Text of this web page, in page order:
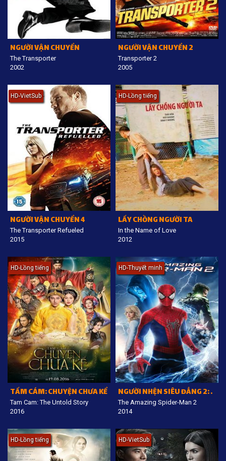
NGƯỜI VẬN CHUYỂN
The Transporter
2002
NGƯỜI VẬN CHUYỂN 2
Transporter 2
2005
HD-VietSub
NGƯỜI VẬN CHUYỂN 4
The Transporter Refueled
2015
HD-Lồng tiếng
LẤY CHỒNG NGƯỜI TA
In the Name of Love
2012
HD-Lồng tiếng
TẤM CÁM: CHUYỆN CHƯA KỂ
Tam Cam: The Untold Story
2016
HD-Thuyết minh
NGƯỜI NHỆN SIÊU ĐẲNG 2: SỰ TRỖI DẬY CỦA NGƯỜI ĐIỆN
The Amazing Spider-Man 2
2014
HD-Lồng tiếng HD-VietSub